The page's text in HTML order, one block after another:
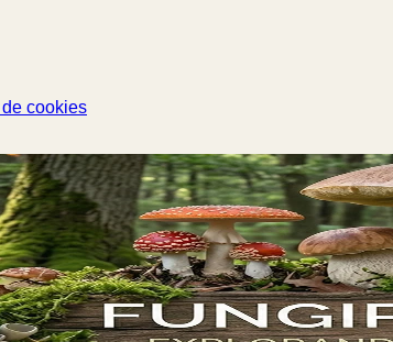
cookies